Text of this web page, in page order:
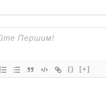
{} [+]